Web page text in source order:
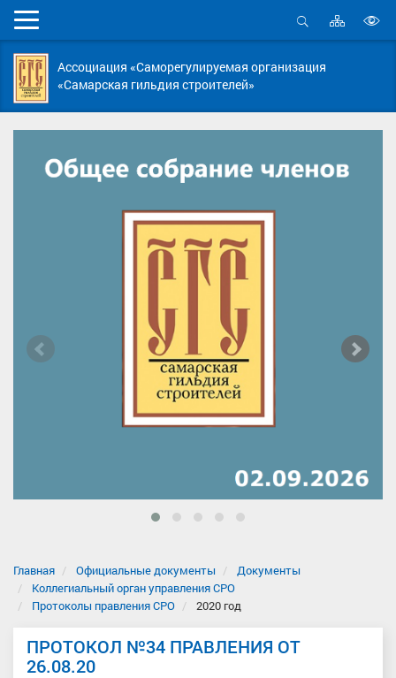
Мобильное
меню
Открыть
Карта
сайта
Ассоциация «Саморегулируемая организация
«Самарская гильдия строителей»
Главная Официальные документы
Документы
Коллегиальный орган управления СРО
Протоколы правления СРО
2020 год
ПРОТОКОЛ №34 ПРАВЛЕНИЯ ОТ
26.08.20